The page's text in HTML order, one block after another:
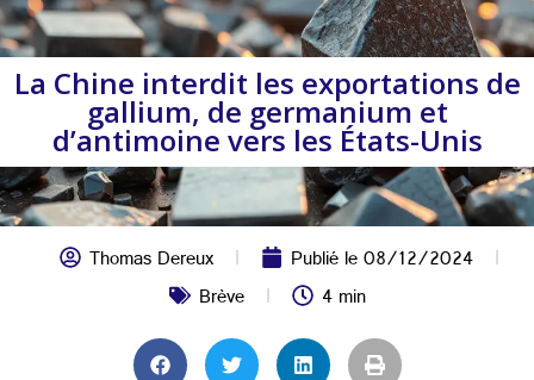
La Chine interdit les exportations de
gallium, de germanium et
d’antimoine vers les États-Unis
Thomas Dereux Publié le08/12/2024
Brève
4 min